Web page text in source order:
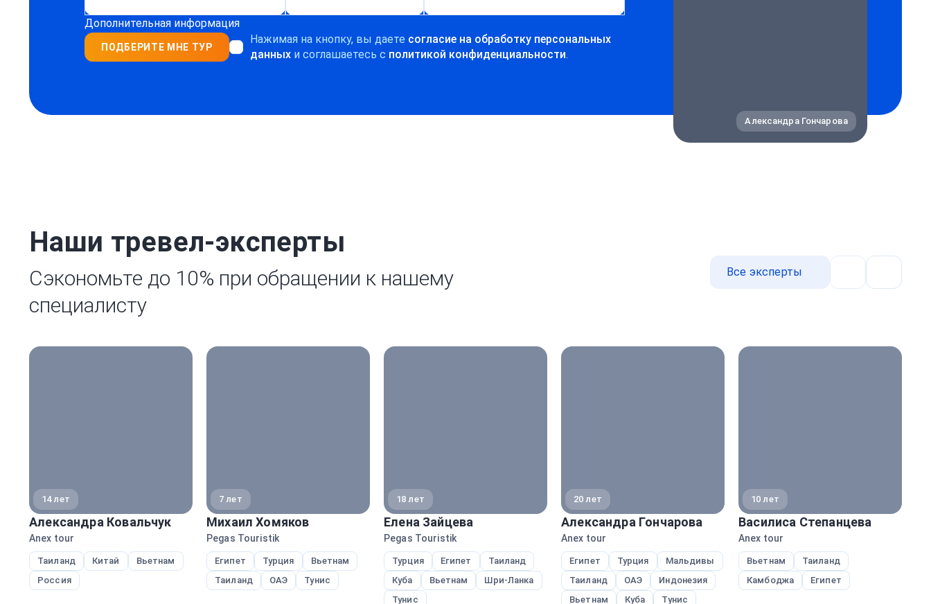
Дополнительная информация
ПОДБЕРИТЕ МНЕ ТУР
Нажимая на кнопку, вы даете согласие на обработку персональных
данныхи соглашаетесь c политикой конфиденциальности.
Александра Гончарова
Наши тревел-эксперты
Сэкономьте до 10% при обращении к нашему
специалисту
Все эксперты
14 лет
Александра Ковальчук
Anex tour
Таиланд Китай
Вьетнам
Россия
7 лет
Михаил Хомяков
Pegas Touristik
Египет Турция
Вьетнам
Таиланд
ОАЭ Тунис
18 лет
Елена Зайцева
Pegas Touristik
Турция Египет
Таиланд
Куба
Вьетнам
Шри-Ланка
Тунис
20 лет
Александра Гончарова
Anex tour
Египет Турция
Мальдивы
Таиланд
ОАЭ
Индонезия
Вьетнам
Куба Тунис
10 лет
Василиса Степанцева
Anex tour
Вьетнам
Таиланд
Камбоджа
Египет